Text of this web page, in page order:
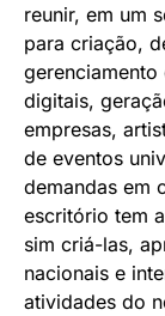
reunir, em um
para criação,
digitais,
empresas,
de eventos
demandas em
escritório tem
sim criá-las,
nacionais e
atividades do